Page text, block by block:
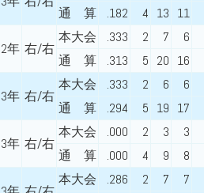
通 算 .182 4 13 11
2年 右/右
本大会 .333 2 7 6
通 算 .313 5 20 16
3年 右/右
本大会 .333 2 6 6
通 算 .294 5 19 17
3年 右/右
本大会 .000 2 3 3
通 算 .000 4 9 8
本大会 .286 2 7 7